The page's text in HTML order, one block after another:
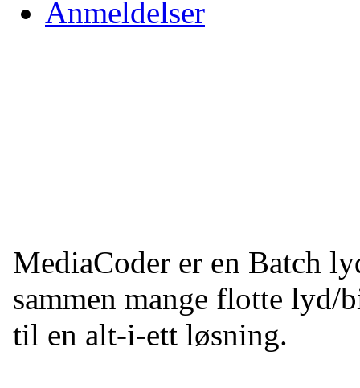
Anmeldelser
MediaCoder er en Batch
sammen mange flotte lyd/
til en alt-i-ett løsning.